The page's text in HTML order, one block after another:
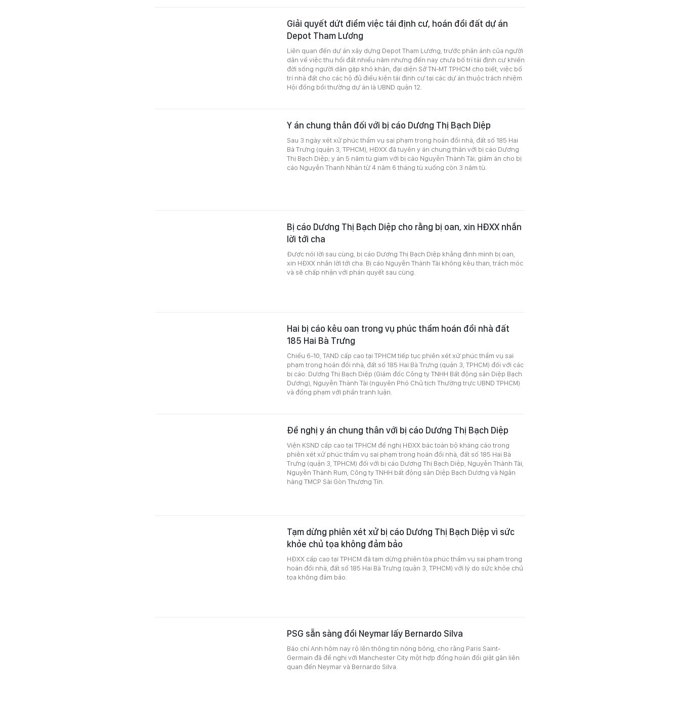
Giải quyết dứt điểm việc tái định cư, hoán đổi đất dự án
Depot Tham Lương
Liên quan đến dự án xây dựng Depot Tham Lương, trước phản ánh của người
dân về việc thu hồi đất nhiều năm nhưng đến nay chưa bố trí tái định cư khiến
đời sống người dân gặp khó khăn, đại diện Sở TN-MT TPHCM cho biết, việc bố
trí nhà đất cho các hộ đủ điều kiện tái định cư tại các dự án thuộc trách nhiệm
Hội đồng bồi thường dự án là UBND quận 12.
Y án chung thân đối với bị cáo Dương Thị Bạch Diệp
Sau 3 ngày xét xử phúc thẩm vụ sai phạm trong hoán đổi nhà, đất số 185 Hai
Bà Trưng (quận 3, TPHCM), HĐXX đã tuyên y án chung thân với bị cáo Dương
Thị Bạch Diệp; y án 5 năm tù giam với bị cáo Nguyễn Thành Tài; giảm án cho bị
cáo Nguyễn Thanh Nhàn từ 4 năm 6 tháng tù xuống còn 3 năm tù.
Bị cáo Dương Thị Bạch Diệp cho rằng bị oan, xin HĐXX nhắn
lời tới cha
Được nói lời sau cùng, bị cáo Dương Thị Bạch Diệp khẳng định mình bị oan,
xin HĐXX nhắn lời tới cha. Bị cáo Nguyễn Thành Tài không kêu than, trách móc
và sẽ chấp nhận với phán quyết sau cùng.
Hai bị cáo kêu oan trong vụ phúc thẩm hoán đổi nhà đất
185 Hai Bà Trưng
Chiều 6-10, TAND cấp cao tại TPHCM tiếp tục phiên xét xử phúc thẩm vụ sai
phạm trong hoán đổi nhà, đất số 185 Hai Bà Trưng (quận 3, TPHCM) đối với các
bị cáo: Dương Thị Bạch Diệp (Giám đốc Công ty TNHH Bất động sản Diệp Bạch
Dương), Nguyễn Thành Tài (nguyên Phó Chủ tịch Thường trực UBND TPHCM)
và đồng phạm với phần tranh luận.
Đề nghị y án chung thân với bị cáo Dương Thị Bạch Diệp
Viện KSND cấp cao tại TPHCM đề nghị HĐXX bác toàn bộ kháng cáo trong
phiên xét xử phúc thẩm vụ sai phạm trong hoán đổi nhà, đất số 185 Hai Bà
Trưng (quận 3, TPHCM) đối với bị cáo Dương Thị Bạch Diệp, Nguyễn Thành Tài,
Nguyễn Thành Rum, Công ty TNHH bất động sản Diệp Bạch Dương và Ngân
hàng TMCP Sài Gòn Thương Tín.
Tạm dừng phiên xét xử bị cáo Dương Thị Bạch Diệp vì sức
khỏe chủ tọa không đảm bảo
HĐXX cấp cao tại TPHCM đã tạm dừng phiên tòa phúc thẩm vụ sai phạm trong
hoán đổi nhà, đất số 185 Hai Bà Trưng (quận 3, TPHCM) với lý do sức khỏe chủ
tọa không đảm bảo.
PSG sẵn sàng đổi Neymar lấy Bernardo Silva
Báo chí Anh hôm nay rộ lên thông tin nóng bỏng, cho rằng Paris Saint-
Germain đã đề nghị với Manchester City một hợp đồng hoán đổi giật gân liên
quan đến Neymar và Bernardo Silva.